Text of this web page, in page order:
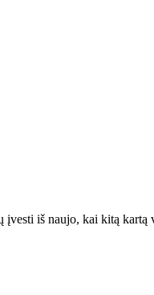
iš naujo, kai kitą kartą